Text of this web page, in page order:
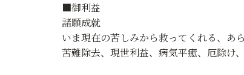
■御利益
諸願成就
いま現在の苦しみから救ってくれる、あ
苦難除去、現世利益、病気平癒、厄除け